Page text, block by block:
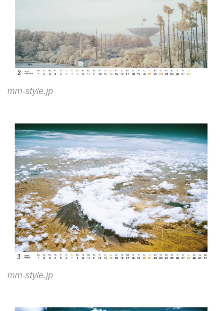
mm-style.jp
mm-style.jp